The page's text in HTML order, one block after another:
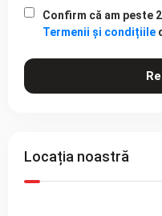
Confirm că am peste
Termenii și condițiile
Locația noastră